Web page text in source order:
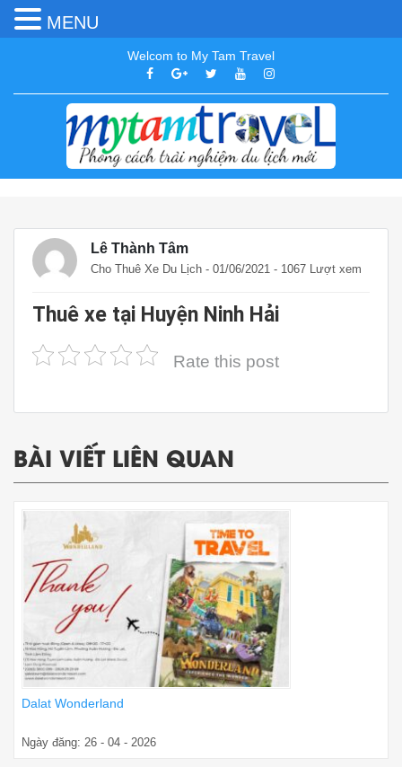
Welcom to My Tam Travel
Lê Thành Tâm
Cho Thuê Xe Du Lịch - 01/06/2021 - 1067 Lượt xem
Thuê xe tại Huyện Ninh Hải
Rate this post
BÀI VIẾT LIÊN QUAN
Dalat Wonderland
Ngày đăng: 26 - 04 - 2026
MENU